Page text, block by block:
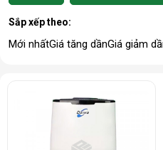
Sắp xếp theo:
Mới nhấtGiá tăng dầnGiá giảm